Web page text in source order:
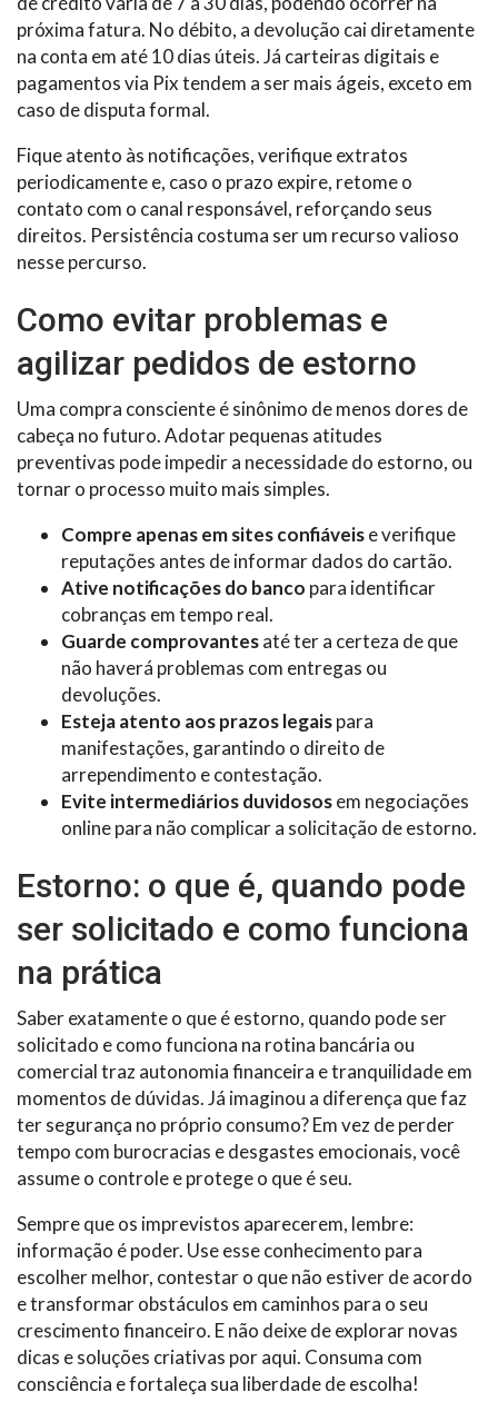
próxima fatura. No débito, a devolução cai diretamente
na conta em até 10 dias úteis. Já carteiras digitais e
pagamentos via Pix tendem a ser mais ágeis, exceto em
caso de disputa formal.
Fique atento às notificações, verifique extratos
periodicamente e, caso o prazo expire, retome o
contato com o canal responsável, reforçando seus
direitos. Persistência costuma ser um recurso valioso
nesse percurso.
Como evitar problemas e
agilizar pedidos de estorno
Uma compra consciente é sinônimo de menos dores de
cabeça no futuro. Adotar pequenas atitudes
preventivas pode impedir a necessidade do estorno, ou
tornar o processo muito mais simples.
Compre apenas em sites confiáveise verifique
reputações antes de informar dados do cartão.
Ative notificações do banco para identificar
cobranças em tempo real.
Guarde comprovantesaté ter a certeza de que
não haverá problemas com entregas ou
devoluções.
Esteja atento aos prazos legaispara
manifestações, garantindo o direito de
arrependimento e contestação.
Evite intermediários duvidososem negociações
online para não complicar a solicitação de estorno.
Estorno: o que é, quando pode
ser solicitado e como funciona
na prática
Saber exatamente o que é estorno, quando pode ser
solicitado e como funciona na rotina bancária ou
comercial traz autonomia financeira e tranquilidade em
momentos de dúvidas. Já imaginou a diferença que faz
ter segurança no próprio consumo? Em vez de perder
tempo com burocracias e desgastes emocionais, você
assume o controle e protege o que é seu.
Sempre que os imprevistos aparecerem, lembre:
informação é poder. Use esse conhecimento para
escolher melhor, contestar o que não estiver de acordo
e transformar obstáculos em caminhos para o seu
crescimento financeiro. E não deixe de explorar novas
dicas e soluções criativas por aqui. Consuma com
consciência e fortaleça sua liberdade de escolha!